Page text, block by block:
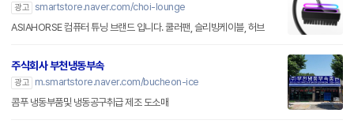
광고 smartstore.naver.com/choi-lounge
ASIAHORSE 컴퓨터 튜닝 브랜드 입니다. 쿨러팬, 슬리빙케이블, 허브
주식회사 부천냉동부속
광고
m.smartstore.naver.com/bucheon-ice
콤푸 냉동부품및 냉동공구취급 제조 도소매